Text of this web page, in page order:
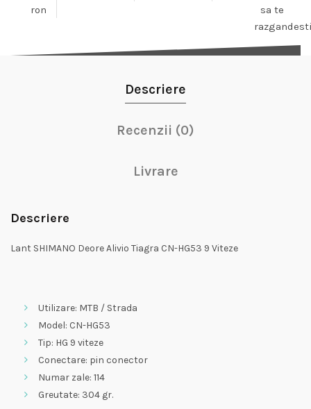
ron
sa te
Descriere
Recenzii (0)
Livrare
Descriere
Lant SHIMANO Deore Alivio Tiagra CN-HG53 9 Viteze
Utilizare: MTB / Strada
Model: CN-HG53
Tip: HG 9 viteze
Conectare: pin conector
Numar zale: 114
Greutate: 304 gr.